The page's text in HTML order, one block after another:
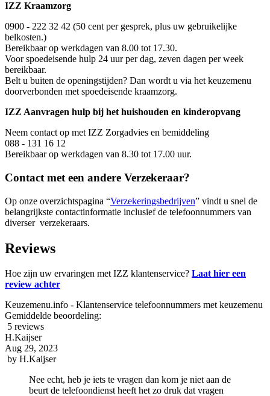
IZZ Kraamzorg
0900 - 222 32 42 (50 cent per gesprek, plus uw gebruikelijke
belkosten.)
Bereikbaar op werkdagen van 8.00 tot 17.30.
Voor spoedeisende hulp 24 uur per dag, zeven dagen per week
bereikbaar.
Belt u buiten de openingstijden? Dan wordt u via het keuzemenu
doorverbonden met spoedeisende kraamzorg.
IZZ Aanvragen hulp bij het huishouden en kinderopvang
Neem contact op met IZZ Zorgadvies en bemiddeling
088 - 131 16 12
Bereikbaar op werkdagen van 8.30 tot 17.00 uur.
Contact met een andere Verzekeraar?
Op onze overzichtspagina “Verzekeringsbedrijven” vindt u snel de
belangrijkste contactinformatie inclusief de telefoonnummers van
diverser verzekeraars.
Reviews
Hoe zijn uw ervaringen met IZZ klantenservice? Laat hier een
review achter
Keuzemenu.info - Klantenservice telefoonnummers met keuzemenu
Gemiddelde beoordeling:
5 reviews
H.Kaijser
Aug 29, 2023
by H.Kaijser
Nee echt, heb je iets te vragen dan kom je niet aan de
beurt de telefoondienst heeft het zo druk dat vragen